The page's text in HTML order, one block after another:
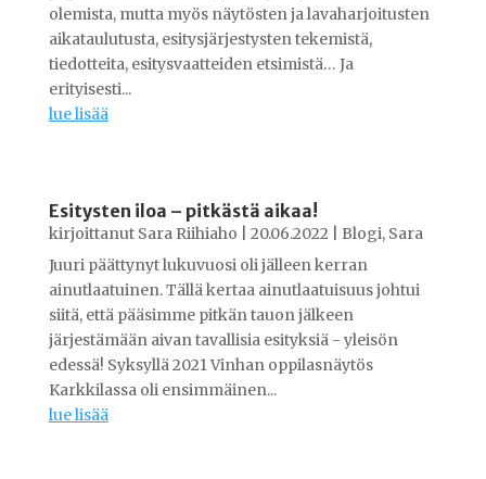
olemista, mutta myös näytösten ja lavaharjoitusten
aikataulutusta, esitysjärjestysten tekemistä,
tiedotteita, esitysvaatteiden etsimistä… Ja
erityisesti...
lue lisää
Esitysten iloa – pitkästä aikaa!
kirjoittanut Sara Riihiaho 20.06.2022 Blogi, Sara
Juuri päättynyt lukuvuosi oli jälleen kerran
ainutlaatuinen. Tällä kertaa ainutlaatuisuus johtui
siitä, että pääsimme pitkän tauon jälkeen
järjestämään aivan tavallisia esityksiä - yleisön
edessä! Syksyllä 2021 Vinhan oppilasnäytös
Karkkilassa oli ensimmäinen...
lue lisää